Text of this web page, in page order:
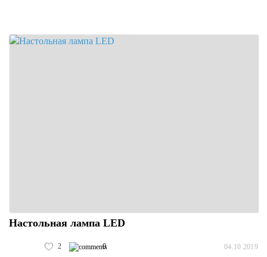
Настольная лампа LED
2 0 04.10.2019